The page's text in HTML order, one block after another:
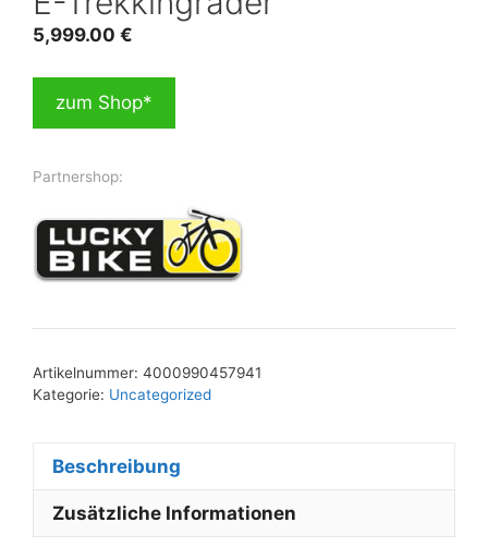
5,999.00 €
zum Shop*
Partnershop:
Artikelnummer: 4000990457941
Kategorie: Uncategorized
Beschreibung
Zusätzliche Informationen